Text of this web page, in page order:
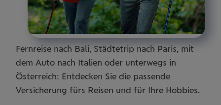
Fernreise nach Bali, Städtetrip nach Paris, mit
dem Auto nach Italien oder unterwegs in
Österreich: Entdecken Sie die passende
Versicherung fürs Reisen und für Ihre Hobbies.